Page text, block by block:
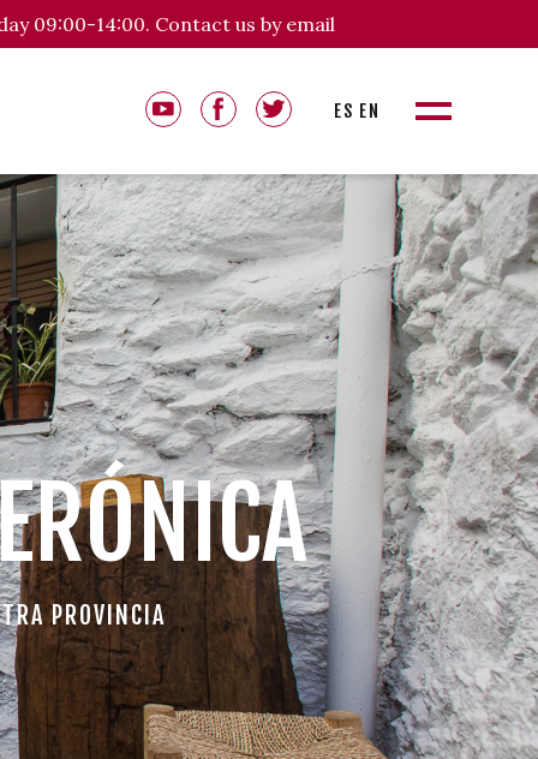
09:00-14:00. Contact us by email
ES EN
PROVINCIA